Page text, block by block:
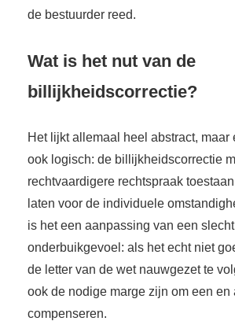
de bestuurder reed.
Wat is het nut van de
billijkheidscorrectie?
Het lijkt allemaal heel abstract, maar
ook logisch: de billijkheidscorrectie
rechtvaardigere rechtspraak
laten voor de individuele
is het een aanpassing van een slecht
onderbuikgevoel: als het echt niet
de letter van de wet nauwgezet te
ook de nodige marge zijn om een en
compenseren.